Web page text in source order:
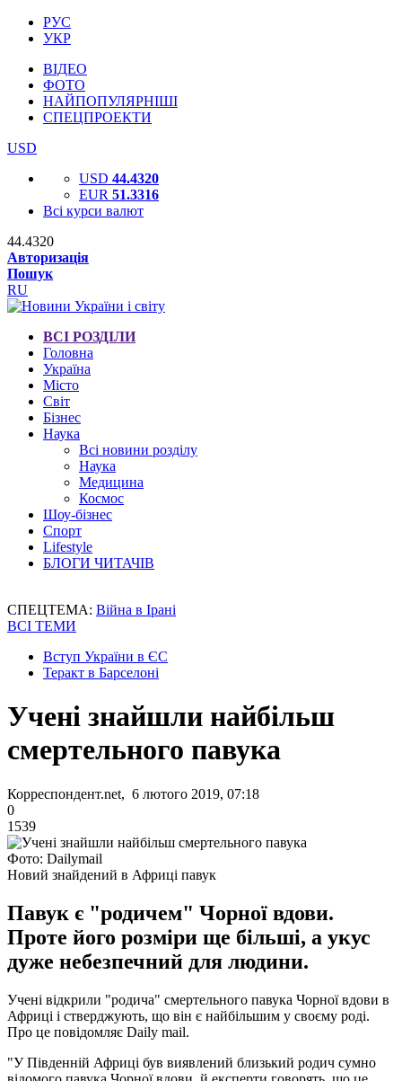
РУС
УКР
ВІДЕО
ФОТО
НАЙПОПУЛЯРНІШІ
СПЕЦПРОЕКТИ
USD
USD 44.4320
EUR 51.3316
Всі курси валют
44.4320
Авторизація
Пошук
RU
ВСІ РОЗДІЛИ
Головна
Україна
Місто
Світ
Бізнес
Наука
Всі новини розділу
Наука
Медицина
Космос
Шоу-бізнес
Спорт
Lifestyle
БЛОГИ ЧИТАЧІВ
СПЕЦТЕМА: Війна в Ірані
ВСІ ТЕМИ
Вступ України в ЄС
Теракт в Барселоні
Учені знайшли найбільш
смертельного павука
Корреспондент.net, 6 лютого 2019, 07:18
0
1539
Фото: Dailymail
Новий знайдений в Африці павук
Павук є "родичем" Чорної вдови.
Проте його розміри ще більші, а укус
дуже небезпечний для людини.
Учені відкрили "родича" смертельного павука Чорної вдови в
Африці і стверджують, що він є найбільшим у своєму роді.
Про це повідомляє Daily mail.
"У Південній Африці був виявлений близький родич сумно